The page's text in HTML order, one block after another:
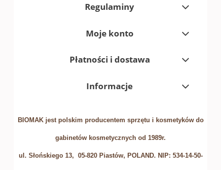
Regulaminy
Moje konto
Płatności i dostawa
Informacje
BIOMAK jest polskim producentem sprzętu i kosmetyków do
gabinetów kosmetycznych od 1989r.
ul. Słońskiego 13, 05-820 Piastów, POLAND. NIP: 534-14-50-